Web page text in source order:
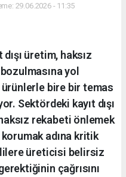
29.06.2026 - 11:35
üretim, haksız
yol
ürünlerle bire bir temas
Sektördeki kayıt dışı
rekabeti önlemek
korumak adına kritik
üreticisi belirsiz
çağrısını